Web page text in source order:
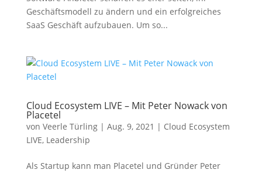
Geschäftsmodell zu ändern und ein erfolgreiches
SaaS Geschäft aufzubauen. Um so...
Cloud Ecosystem LIVE – Mit Peter Nowack von
Placetel
von Veerle Türling| Aug. 9, 2021 | Cloud Ecosystem
LIVE, Leadership
Als Startup kann man Placetel und Gründer Peter